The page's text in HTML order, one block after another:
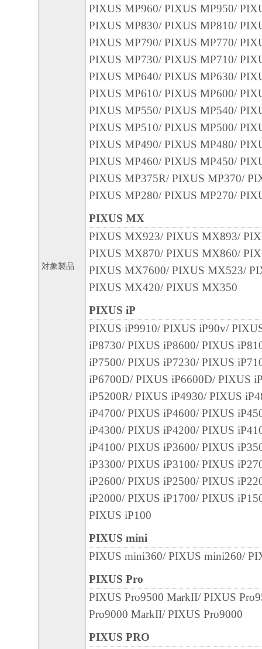
対象製品
PIXUS MP960/ PIXUS MP950/
PIXUS MP830/ PIXUS MP810/
PIXUS MP790/ PIXUS MP770/
PIXUS MP730/ PIXUS MP710/
PIXUS MP640/ PIXUS MP630/
PIXUS MP610/ PIXUS MP600/
PIXUS MP550/ PIXUS MP540/
PIXUS MP510/ PIXUS MP500/
PIXUS MP490/ PIXUS MP480/
PIXUS MP460/ PIXUS MP450/
PIXUS MP375R/ PIXUS MP370/
PIXUS MP280/ PIXUS MP270/
PIXUS MX
PIXUS MX923/ PIXUS MX893/
PIXUS MX870/ PIXUS MX860/
PIXUS MX7600/ PIXUS MX523/
PIXUS MX420/ PIXUS MX350
PIXUS iP
PIXUS iP9910/ PIXUS iP90v/
iP8730/ PIXUS iP8600/ PIXUS
iP7500/ PIXUS iP7230/ PIXUS
iP6700D/ PIXUS iP6600D/ PIXUS
iP5200R/ PIXUS iP4930/ PIXUS
iP4700/ PIXUS iP4600/ PIXUS
iP4300/ PIXUS iP4200/ PIXUS
iP4100/ PIXUS iP3600/ PIXUS
iP3300/ PIXUS iP3100/ PIXUS
iP2600/ PIXUS iP2500/ PIXUS
iP2000/ PIXUS iP1700/ PIXUS
PIXUS iP100
PIXUS mini
PIXUS mini360/ PIXUS mini260/
PIXUS Pro
PIXUS Pro9500 MarkII/ PIXUS
Pro9000 MarkII/ PIXUS Pro9000
PIXUS PRO